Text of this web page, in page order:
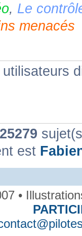
, Le
menacés
utilisateurs
25279
est
•